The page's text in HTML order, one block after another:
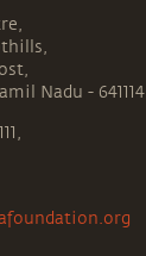
Nadu - 641114